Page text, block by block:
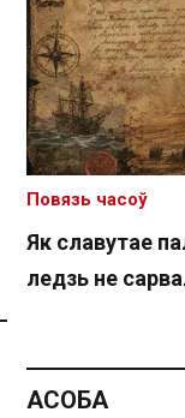
Як славутае
ледзь не
Повязь часоў
АСОБА